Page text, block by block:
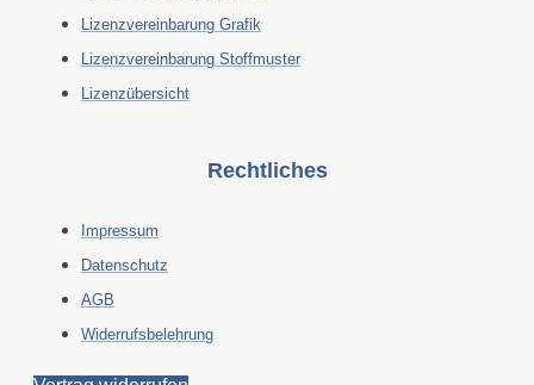
Lizenzvereinbarung Grafik
Lizenzvereinbarung Stoffmuster
Lizenzübersicht
Rechtliches
Impressum
Datenschutz
AGB
Widerrufsbelehrung